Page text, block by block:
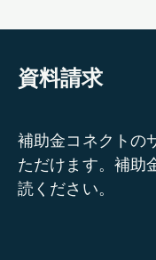
資料請求
補助金コネクトの
ただけます。補助
読ください。